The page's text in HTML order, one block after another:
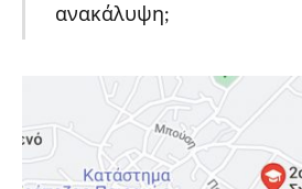
ανακάλυψη;